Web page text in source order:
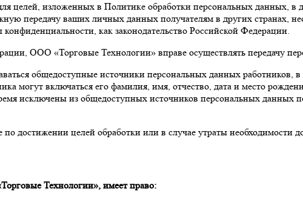
целей, изложенных в Политике обработки персональных данных, в
передачу ваших личных данных получателям в других странах,
как законодательство Российской Федерации.
ООО «Торговые Технологии» вправе осуществлять передачу
общедоступные источники персональных данных работников,
могут включаться его фамилия, имя, отчество, дата и место
исключены из общедоступных источников персональных данных
достижении целей обработки или в случае утраты необходимости
Технологии», имеет право: